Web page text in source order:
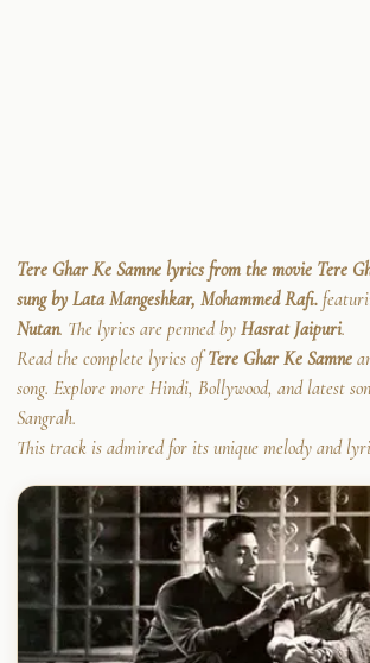
Tere Ghar Ke Samne lyrics from the movie Tere
sung by Lata Mangeshkar, Mohammed Rafi.
Nutan. The lyrics are penned by Hasrat Jaipuri.
Read the complete lyrics ofTere Ghar Ke Samne
song. Explore more Hindi, Bollywood, and latest
Sangrah.
This track is admired for its unique melody and